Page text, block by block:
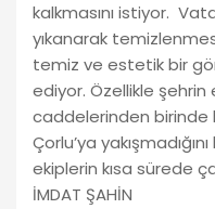
kalkmasını istiyor.
yıkanarak
temiz ve estetik bir
ediyor. Özellikle şehrin
caddelerinden birinde
Çorlu’ya
ekiplerin kısa sürede
İMDAT ŞAHİN